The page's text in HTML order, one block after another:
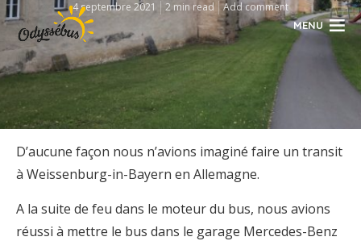
MENU
4 septembre 2021 2 min read Add comment
D’aucune façon nous n’avions imaginé faire un transit
à Weissenburg-in-Bayern en Allemagne.
A la suite de feu dans le moteur du bus, nous avions
réussi à mettre le bus dans le garage Mercedes-Benz